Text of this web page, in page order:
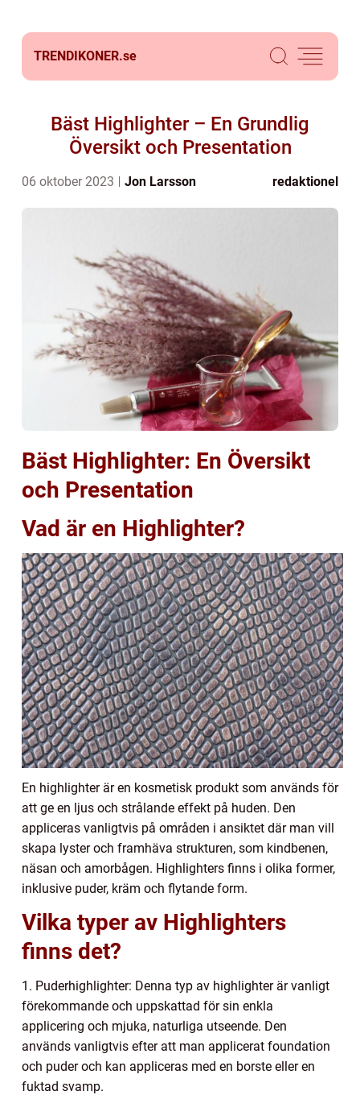
TRENDIKONER.se
Bäst Highlighter – En Grundlig
Översikt och Presentation
06 oktober 2023 Jon Larsson redaktionel
Bäst Highlighter: En Översikt
och Presentation
Vad är en Highlighter?
En highlighter är en kosmetisk produkt som används för
att ge en ljus och strålande effekt på huden. Den
appliceras vanligtvis på områden i ansiktet där man vill
skapa lyster och framhäva strukturen, som kindbenen,
näsan och amorbågen. Highlighters finns i olika former,
inklusive puder, kräm och flytande form.
Vilka typer av Highlighters
finns det?
1. Puderhighlighter: Denna typ av highlighter är vanligt
förekommande och uppskattad för sin enkla
applicering och mjuka, naturliga utseende. Den
används vanligtvis efter att man applicerat foundation
och puder och kan appliceras med en borste eller en
fuktad svamp.